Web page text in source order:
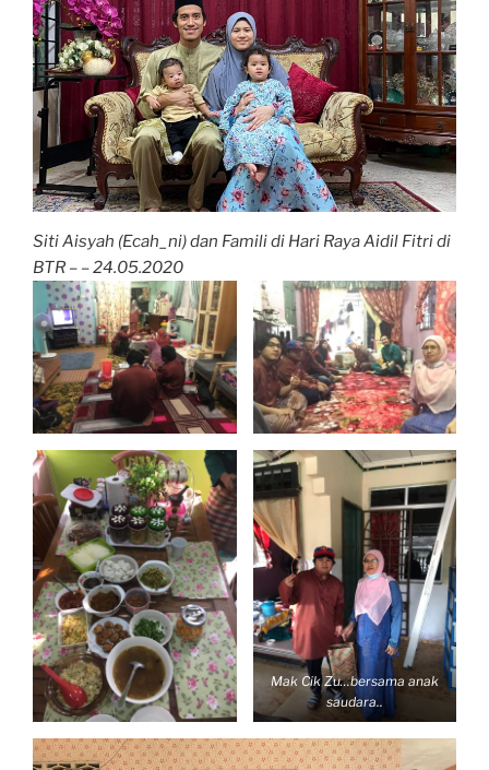
Siti Aisyah (Ecah_ni) dan Famili di Hari Raya Aidil Fitri di
BTR – – 24.05.2020
Mak Cik Zu…bersama anak
saudara..